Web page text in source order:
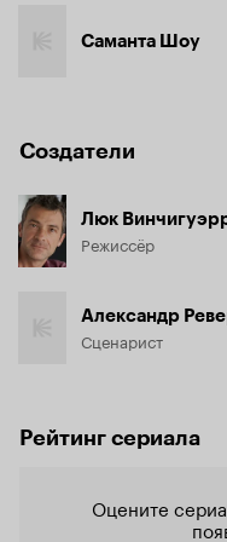
Саманта Шоу
Создатели
Люк
Режиссёр
Александр
Сценарист
Рейтинг сериала
Оцените